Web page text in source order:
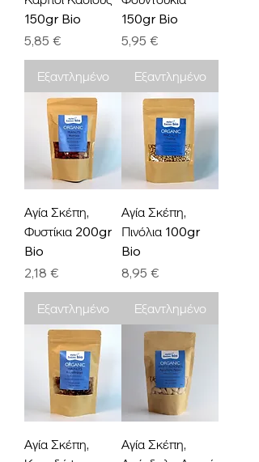
150gr Bio
Τιμή
5,85 €
Εξαντλημένο
150gr Bio
Τιμή
5,95 €
Εξαντλημένο
Αγία Σκέπη,
Φυστίκια 200gr
Bio
Τιμή
2,18 €
Εξαντλημένο
Αγία Σκέπη,
Πινόλια 100gr
Bio
Τιμή
8,95 €
Εξαντλημένο
Αγία Σκέπη,
Αγία Σκέπη,